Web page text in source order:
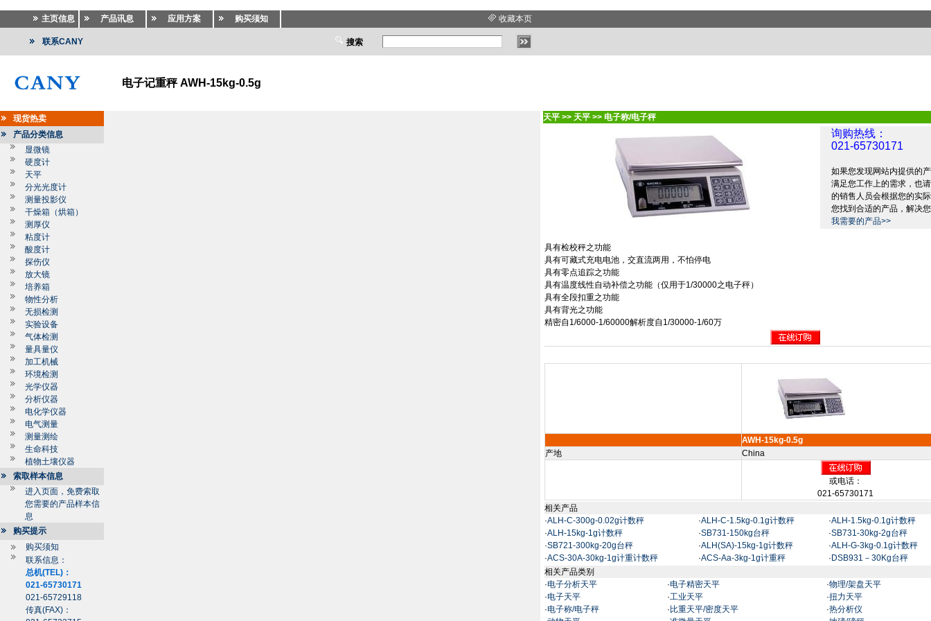
主页信息 产品讯息 应用方案 购买须知 收藏本页
联系CANY 搜索
电子记重秤 AWH-15kg-0.5g
现货热卖
产品分类信息
显微镜
硬度计
天平
分光光度计
测量投影仪
干燥箱（烘箱）
测厚仪
粘度计
酸度计
探伤仪
放大镜
培养箱
物性分析
无损检测
实验设备
气体检测
量具量仪
加工机械
环境检测
光学仪器
分析仪器
电化学仪器
电气测量
测量测绘
生命科技
植物土壤仪器
索取样本信息
进入页面，免费索取
您需要的产品样本信
息
购买提示
购买须知
联系信息：
总机(TEL)：
021-65730171
021-65729118
传真(FAX)：
天平 >> 天平 >> 电子称/电子秤
询购热线：
021-65730171
如果您发现网站内提供的
满足您工作上的需求，也
的销售人员会根据您的实
您找到合适的产品，解决
我需要的产品>>
具有检校秤之功能
具有可藏式充电电池，交直流两用，不怕停电
具有零点追踪之功能
具有温度线性自动补偿之功能（仅用于1/30000之电子秤）
具有全段扣重之功能
具有背光之功能
精密自 1/6000-1/60000解析度自 1/30000-1/60万
AWH-15kg-0.5g
产地
China
或电话：
021-65730171
相关产品
·ALH-C-300g-0.02g计数秤 ·ALH-C-1.5kg-0.1g计数秤 ·ALH-1.5kg-0.1g计数秤
·ALH-15kg-1g计数秤 ·SB731-150kg台秤 ·SB731-30kg-2g台秤
·SB721-300kg-20g台秤 ·ALH(SA)-15kg-1g计数秤 ·ALH-G-3kg-0.1g计数秤
·ACS-30A-30kg-1g计重计数秤 ·ACS-Aa-3kg-1g计重秤 · DSB931－30Kg台秤
相关产品类别
·电子分析天平 ·电子精密天平 ·物理/架盘天平
·电子天平 ·工业天平 ·扭力天平
·电子称/电子秤 · 比重天平/密度天平 ·热分析仪